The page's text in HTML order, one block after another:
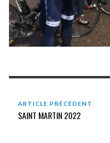
ARTICLE PRÉCÉDENT
SAINT MARTIN 2022